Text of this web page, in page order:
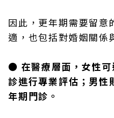
因此，更年期需要留意
適，也包括對婚姻關係
● 在醫療層面，女性可
診進行專業評估；男性
年期門診。